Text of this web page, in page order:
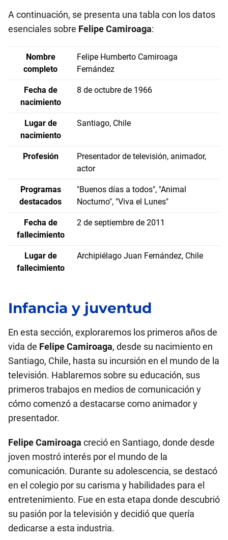
A continuación, se presenta una tabla con los datos
esenciales sobre Felipe Camiroaga:
Nombre
completo
Felipe Humberto Camiroaga
Fernández
Fecha de
nacimiento
8 de octubre de 1966
Lugar de
nacimiento
Santiago, Chile
Profesión
Presentador de televisión, animador,
actor
Programas
destacados
"Buenos días a todos", "Animal
Nocturno", "Viva el Lunes"
Fecha de
fallecimiento
2 de septiembre de 2011
Lugar de
fallecimiento
Archipiélago Juan Fernández, Chile
Infancia y juventud
En esta sección, exploraremos los primeros años de
vida de Felipe Camiroaga, desde su nacimiento en
Santiago, Chile, hasta su incursión en el mundo de la
televisión. Hablaremos sobre su educación, sus
primeros trabajos en medios de comunicación y
cómo comenzó a destacarse como animador y
presentador.
Felipe Camiroaga creció en Santiago, donde desde
joven mostró interés por el mundo de la
comunicación. Durante su adolescencia, se destacó
en el colegio por su carisma y habilidades para el
entretenimiento. Fue en esta etapa donde descubrió
su pasión por la televisión y decidió que quería
dedicarse a esta industria.